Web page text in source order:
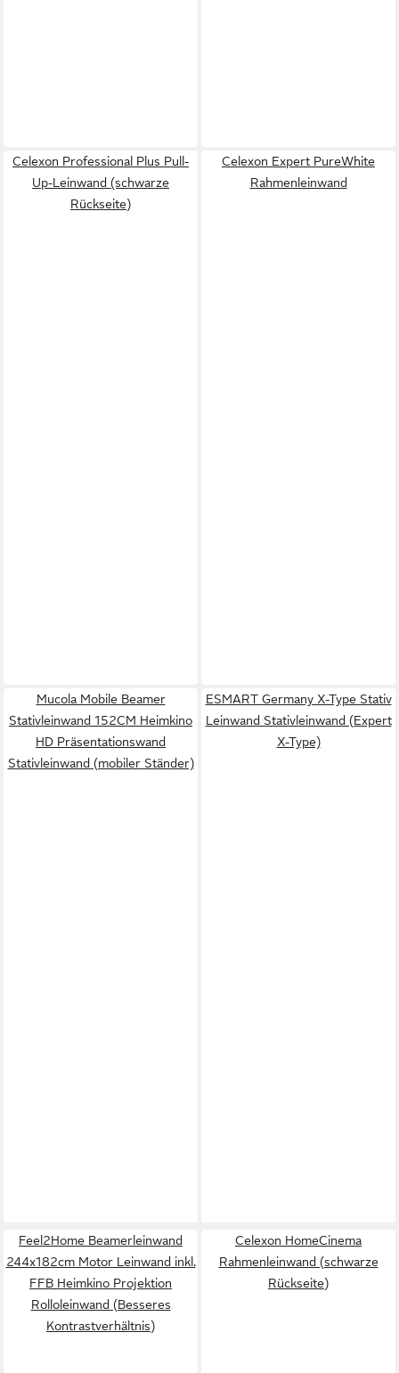
Celexon Professional Plus Pull-
Up-Leinwand (schwarze
Rückseite)
Celexon Expert PureWhite
Rahmenleinwand
Mucola Mobile Beamer
Stativleinwand 152CM Heimkino
HD Präsentationswand
Stativleinwand (mobiler Ständer)
ESMART Germany X-Type Stativ
Leinwand Stativleinwand (Expert
X-Type)
Feel2Home Beamerleinwand
244x182cm Motor Leinwand inkl.
FFB Heimkino Projektion
Rolloleinwand (Besseres
Kontrastverhältnis)
Celexon HomeCinema
Rahmenleinwand (schwarze
Rückseite)